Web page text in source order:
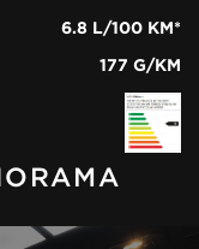
6.8 L/100 KM*
177 G/KM